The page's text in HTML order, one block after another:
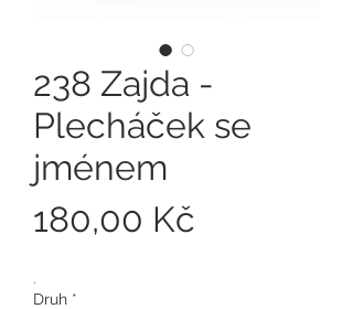
238 Zajda -
Plecháček se
jménem
180,00 Kč
.
Druh *